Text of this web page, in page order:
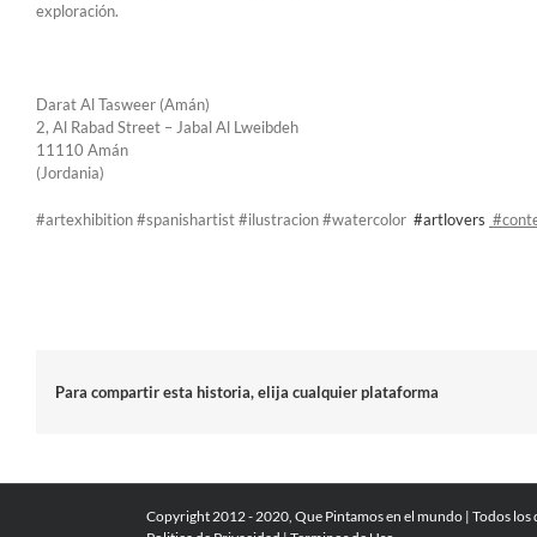
exploración.
Darat Al Tasweer (Amán)
2, Al Rabad Street – Jabal Al Lweibdeh
11110 Amán
(Jordania)
#artexhibition #spanishartist #ilustracion #watercolor #artlovers
Para compartir esta historia, elija cualquier plataforma
Copyright 2012 - 2020, Que Pintamos en el mundo | Todos